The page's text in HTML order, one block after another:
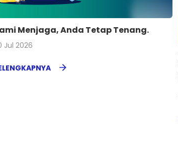
Menjaga, Anda Tetap Tenang.
Jul 2026